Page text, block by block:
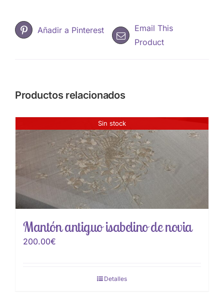
Añadir a Pinterest
Email This
Product
Productos relacionados
Sin stock
Mantón antiguo isabelino de novia
200.00€
Detalles